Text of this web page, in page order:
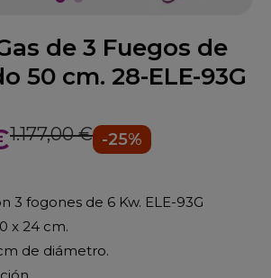
de 3 Fuegos de
50 cm. 28-ELE-93G
1.177,00 € -25%
3 fogones de 6 Kw. ELE-93G
x 24 cm.
de diámetro.